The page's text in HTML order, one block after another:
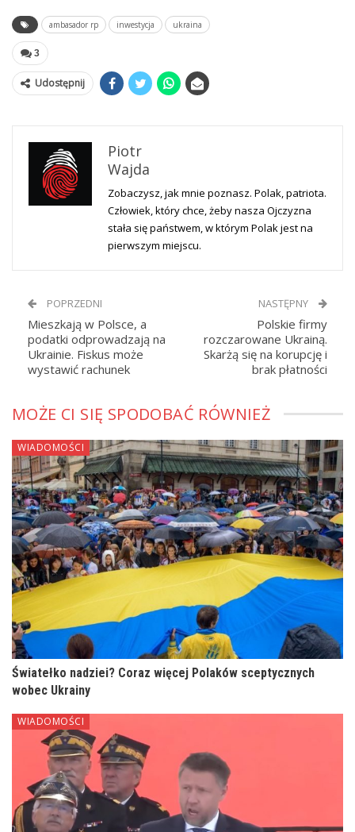
ambasador rp inwestycja ukraina
3
Udostępnij
Piotr
Wajda
Zobaczysz, jak mnie poznasz. Polak, patriota.
Człowiek, który chce, żeby nasza Ojczyzna
stała się państwem, w którym Polak jest na
pierwszym miejscu.
POPRZEDNI
Mieszkają w Polsce, a
podatki odprowadzają na
Ukrainie. Fiskus może
wystawić rachunek
NASTĘPNY
Polskie firmy
rozczarowane Ukrainą.
Skarżą się na korupcję i
brak płatności
MOŻE CI SIĘ SPODOBAĆ RÓWNIEŻ
WIADOMOŚCI
Światełko nadziei? Coraz więcej Polaków sceptycznych
wobec Ukrainy
WIADOMOŚCI